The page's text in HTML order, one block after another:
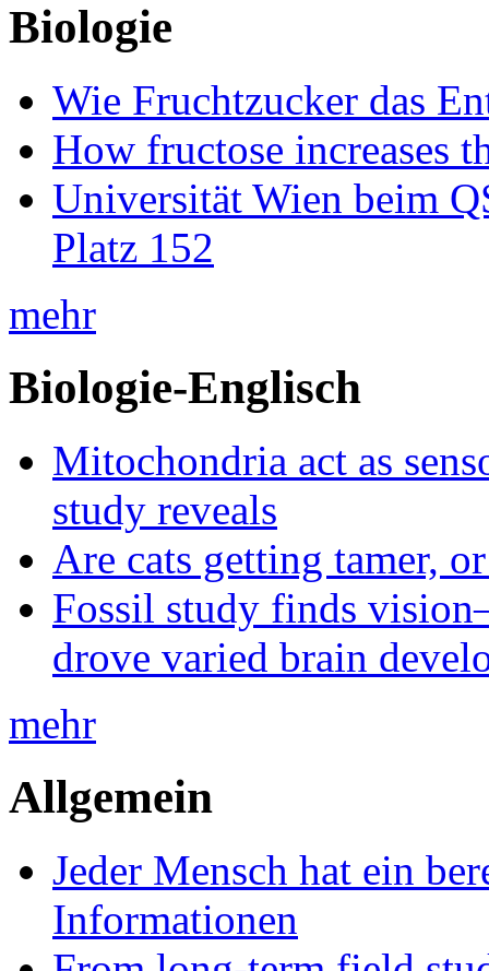
Biologie
Wie Fruchtzucker das
How fructose increases
Universität Wien beim
Platz 152
mehr
Biologie-Englisch
Mitochondria act as
study reveals
Are cats getting tamer,
Fossil study finds
drove varied brain
mehr
Allgemein
Jeder Mensch hat ein
Informationen